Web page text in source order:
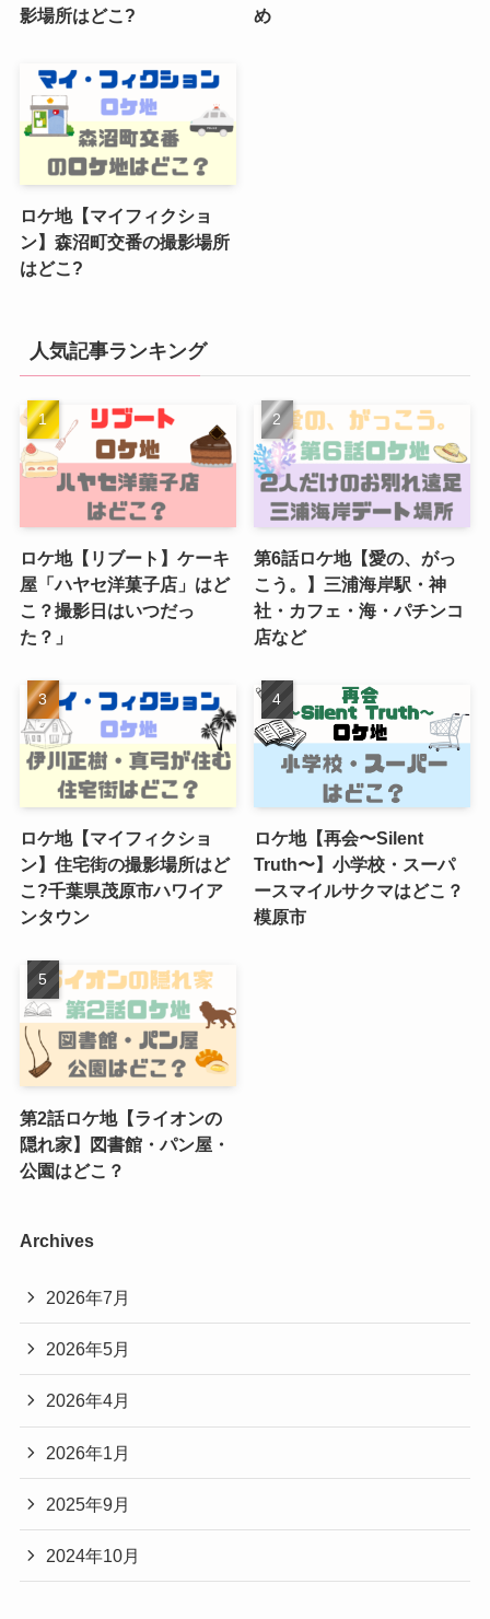
影場所はどこ?
め
ロケ地【マイフィクショ
ン】森沼町交番の撮影場所
はどこ?
人気記事ランキング
ロケ地【リブート】ケーキ
屋「ハヤセ洋菓子店」はど
こ？撮影日はいつだっ
た？」
第6話ロケ地【愛の、がっ
こう。】三浦海岸駅・神
社・カフェ・海・パチンコ
店など
ロケ地【マイフィクショ
ン】住宅街の撮影場所はど
こ?千葉県茂原市ハワイア
ンタウン
ロケ地【再会〜Silent
Truth〜】小学校・スーパ
ースマイルサクマはどこ？
模原市
第2話ロケ地【ライオンの
隠れ家】図書館・パン屋・
公園はどこ？
Archives
2026年7月
2026年5月
2026年4月
2026年1月
2025年9月
2024年10月